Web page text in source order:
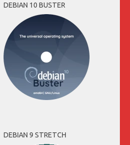
DEBIAN 10 BUSTER
DEBIAN 9 STRETCH